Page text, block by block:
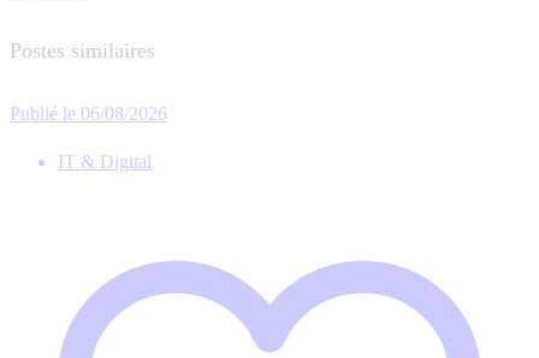
Postes similaires
Publié le 06/08/2026
IT & Digital